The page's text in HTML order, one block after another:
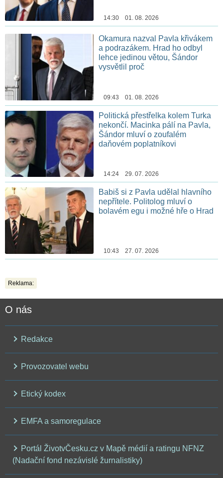
14:30 01. 08. 2026
Okamura nazval Pavla křivákem
a podrazákem. Hrad ho odbyl
lehce jedinou větou, Šándor
vysvětlil proč
09:43 01. 08. 2026
Politická přestřelka kolem Turka
nekončí. Macinka pálí na Pavla,
Šándor mluví o zoufalém
daňovém poplatníkovi
14:24 29. 07. 2026
Babiš si z Pavla udělal hlavního
nepřítele. Politolog mluví o
bolavém egu i možné hře o Hrad
10:43 27. 07. 2026
Reklama:
O nás
Redakce
Provozovatel webu
Etický kodex
EMFA a samoregulace
Portál ŽivotvČesku.cz v Mapě médií a ratingu NFNZ
(Nadační fond nezávislé žurnalistiky)